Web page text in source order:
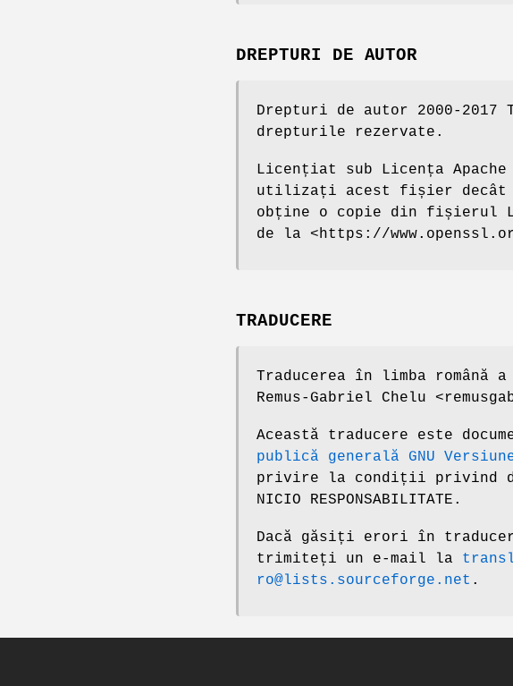
DREPTURI DE AUTOR
Drepturi de autor 2000-2017
drepturile rezervate.
Licențiat sub Licența
utilizați acest fișier decât
obține o copie din fișierul
de la <https://
TRADUCERE
Traducerea în limba română
Remus-Gabriel Chelu
Această traducere este
publică generală GNU
privire la condiții privind
NICIO RESPONSABILITATE.
Dacă găsiți erori în
trimiteți un e-mail la
ro@lists.sourceforge.net .